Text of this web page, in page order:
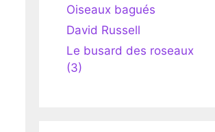
Oiseaux bagués
David Russell
Le busard des roseaux
(3)